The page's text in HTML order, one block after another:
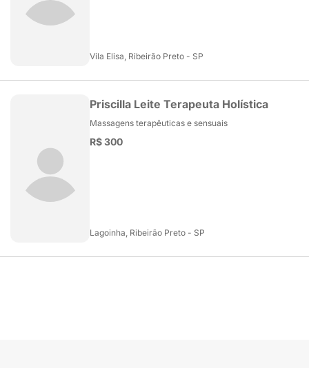
Vila Elisa, Ribeirão Preto - SP
Priscilla Leite Terapeuta Holística
Massagens terapêuticas e sensuais
R$ 300
Lagoinha, Ribeirão Preto - SP